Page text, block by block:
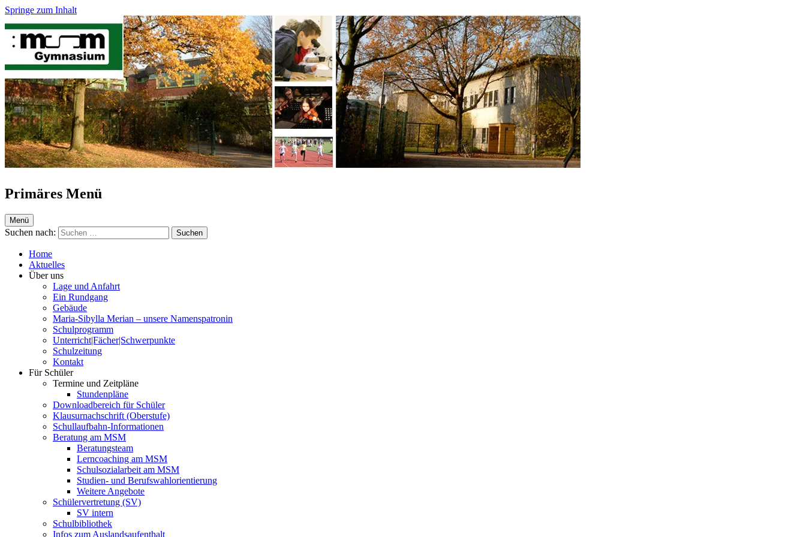
Springe zum Inhalt
Maria-Sibylla-Merian-Gymnasium Krefeld
Webseite des MSM
Primäres Menü
Menü
Suchen nach:
Home
Aktuelles
Über uns
Lage und Anfahrt
Ein Rundgang
Gebäude
Maria-Sibylla Merian – unsere Namenspatronin
Schulprogramm
Unterricht|Fächer|Schwerpunkte
Schulzeitung
Kontakt
Für Schüler
Termine und Zeitpläne
Stundenpläne
Downloadbereich für Schüler
Klausurnachschrift (Oberstufe)
Schullaufbahn-Informationen
Beratung am MSM
Beratungsteam
Lerncoaching am MSM
Schulsozialarbeit am MSM
Studien- und Berufswahlorientierung
Weitere Angebote
Schülervertretung (SV)
SV intern
Schulbibliothek
Infos zum Auslandsaufenthalt